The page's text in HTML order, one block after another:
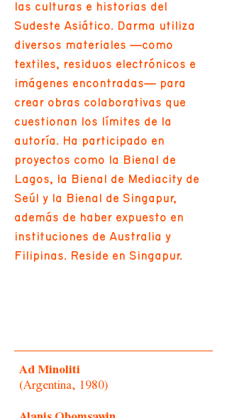
las culturas e historias del
Sudeste Asiático. Darma utiliza
diversos materiales —como
textiles, residuos electrónicos e
imágenes encontradas— para
crear obras colaborativas que
cuestionan los límites de la
autoría. Ha participado en
proyectos como la Bienal de
Lagos, la Bienal de Mediacity de
Seúl y la Bienal de Singapur,
además de haber expuesto en
instituciones de Australia y
Filipinas. Reside en Singapur.
Ad Minoliti
(Argentina, 1980)